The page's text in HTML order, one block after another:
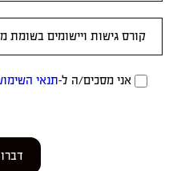
אני מסכים/ה ל-תנאי